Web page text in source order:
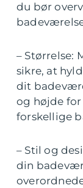
du bør
– Størrelse:
sikre, at
dit
og højde
forskellige
– Stil og
din